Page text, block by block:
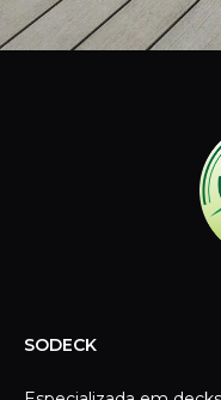
Especializada em
oferecemos soluções
transformar suas
Telefone:
(11) 3392-4100